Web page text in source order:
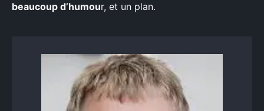
beaucoup d’humour, et un plan.